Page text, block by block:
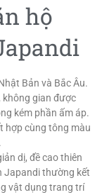
hộ
Bản và Bắc Âu.
, không gian được
kém phần ấm áp.
hợp cùng tông màu
dị, đề cao thiên
Japandi thường kết
vật dụng trang trí